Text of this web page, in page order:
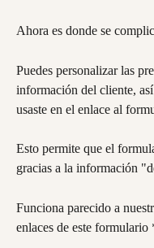
Ahora es donde se
Puedes personalizar las
información del cliente,
usaste en el enlace al
Esto permite que el
gracias a la información
Funciona parecido a
enlaces de este